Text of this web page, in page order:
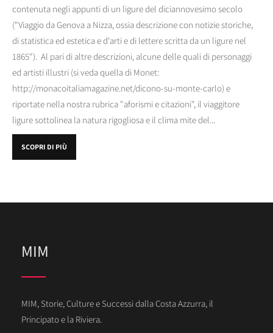
contenuta negli appunti di un ligure del diciannovesimo secolo
("Viaggio da Genova a Nizza, ossia descrizione con notizie storiche,
di statistica ed estetica e d'arti e di lettere scritta da un ligure nel
1865"). Al pari di altre descrizioni, alcune delle quali di personaggi
ed artisti illustri (si veda quella di Monet:
http://monacoitaliamagazine.net/dicono-su-monte-carlo) e
riportate nella nostra rubrica "aforismi e citazioni", il viaggitore
ligure sottolinea la natura rigogliosa e il clima mite del...
SCOPRI DI PIÙ
MIM
MIM, Storie, Culture e Successi dalla Costa Azzurra, il
Principato e la Riviera.